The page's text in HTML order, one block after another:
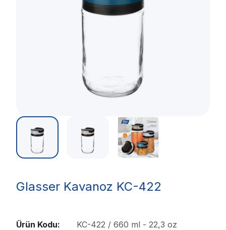
Glasser Kavanoz KC-422
Ürün Kodu:
KC-422 / 660 ml - 22,3 oz